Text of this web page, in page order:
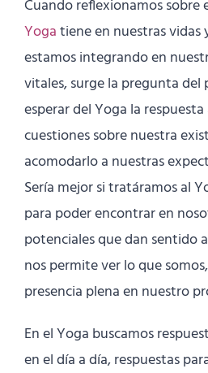
Cuando reflexionamos sobre
Yogatiene en nuestras vidas
estamos integrando en
vitales, surge la pregunta del
esperar del Yoga la
cuestiones sobre nuestra
acomodarlo a nuestras
Sería mejor si tratáramos al
para poder encontrar en
potenciales que dan sentido
nos permite ver lo que
presencia plena en nuestro
En el Yoga buscamos
en el día a día, respuestas